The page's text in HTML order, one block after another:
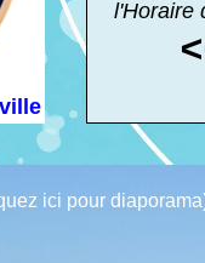
l'Horaire
ici pour